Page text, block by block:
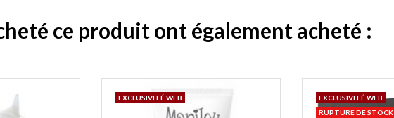
ce produit ont également acheté :
EXCLUSIVITÉ WEB
EXCLUSIVITÉ WEB
RUPTURE DE STOCK